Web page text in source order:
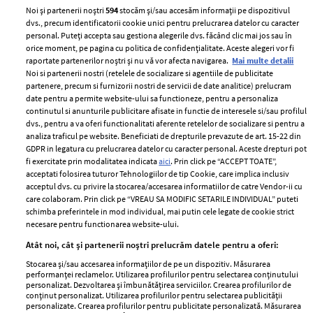
ELLE Style Awards
2024
Despre ELLE
Romania
Contact
Abonamente
Termeni si conditii
Politica de
confidențialitate
Politica de cookies
Publicitate
Stiri
GSP
Unica
Baby
Libertatea pentru
femei
Viva
Avantaje
Noi și partenerii noștri594stocăm și/sau accesăm informații pe dispozitivul
dvs., precum identificatorii cookie unici pentru prelucrarea datelor cu caracter
personal. Puteți accepta sau gestiona alegerile dvs. făcând clic mai jos sau în
orice moment, pe pagina cu politica de confidențialitate. Aceste alegeri vor fi
raportate partenerilor noștri și nu vă vor afecta navigarea. Mai multe detalii
Noi si partenerii nostri (retelele de socializare si agentiile de publicitate
partenere, precum si furnizorii nostri de servicii de date analitice) prelucram
date pentru a permite website-ului sa functioneze, pentru a personaliza
continutul si anunturile publicitare afisate in functie de interesele si/sau profilul
dvs., pentru a va oferi functionalitati aferente retelelor de socializare si pentru a
analiza traficul pe website. Beneficiati de drepturile prevazute de art. 15-22 din
GDPR in legatura cu prelucrarea datelor cu caracter personal. Aceste drepturi pot
fi exercitate prin modalitatea indicataaici. Prin click pe “ACCEPT TOATE”,
acceptati folosirea tuturor Tehnologiilor de tip Cookie, care implica inclusiv
acceptul dvs. cu privire la stocarea/accesarea informatiilor de catre Vendor-ii cu
care colaboram. Prin click pe “VREAU SA MODIFIC SETARILE INDIVIDUAL” puteti
schimba preferintele in mod individual, mai putin cele legate de cookie strict
necesare pentru functionarea website-ului.
Atât noi, cât și partenerii noștri prelucrăm datele pentru a oferi:
Stocarea și/sau accesarea informațiilor de pe un dispozitiv. Măsurarea
performanței reclamelor. Utilizarea profilurilor pentru selectarea conținutului
personalizat. Dezvoltarea și îmbunătățirea serviciilor. Crearea profilurilor de
conținut personalizat. Utilizarea profilurilor pentru selectarea publicității
personalizate. Crearea profilurilor pentru publicitate personalizată. Măsurarea